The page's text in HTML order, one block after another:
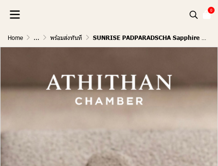
0
Home ... พร้อมส่งทันที SUNRISE PADPARADSCHA Sapphire Ring